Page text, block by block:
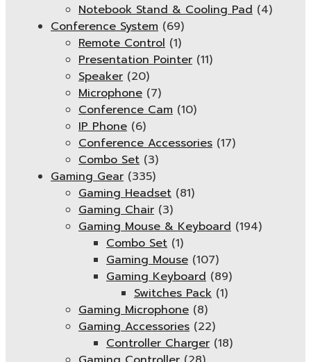
Notebook Stand & Cooling Pad (4)
Conference System (69)
Remote Control (1)
Presentation Pointer (11)
Speaker (20)
Microphone (7)
Conference Cam (10)
IP Phone (6)
Conference Accessories (17)
Combo Set (3)
Gaming Gear (335)
Gaming Headset (81)
Gaming Chair (3)
Gaming Mouse & Keyboard (194)
Combo Set (1)
Gaming Mouse (107)
Gaming Keyboard (89)
Switches Pack (1)
Gaming Microphone (8)
Gaming Accessories (22)
Controller Charger (18)